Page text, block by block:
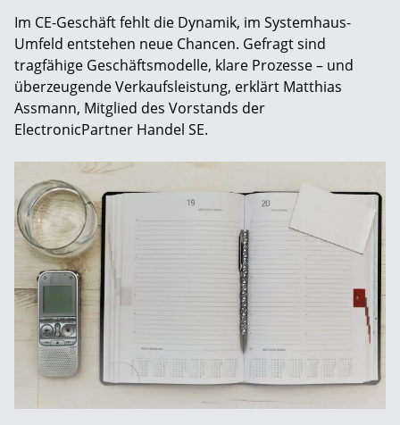
Im CE-Geschäft fehlt die Dynamik, im Systemhaus-
Umfeld entstehen neue Chancen. Gefragt sind
tragfähige Geschäfts­modelle, klare Prozesse – und
überzeugende Verkaufsleistung, erklärt Matthias
Assmann, Mitglied des Vorstands der
ElectronicPartner Handel SE.